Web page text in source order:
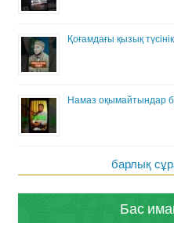
Қоғамдағы қызық
Намаз оқымайтындар
барлық
Бас